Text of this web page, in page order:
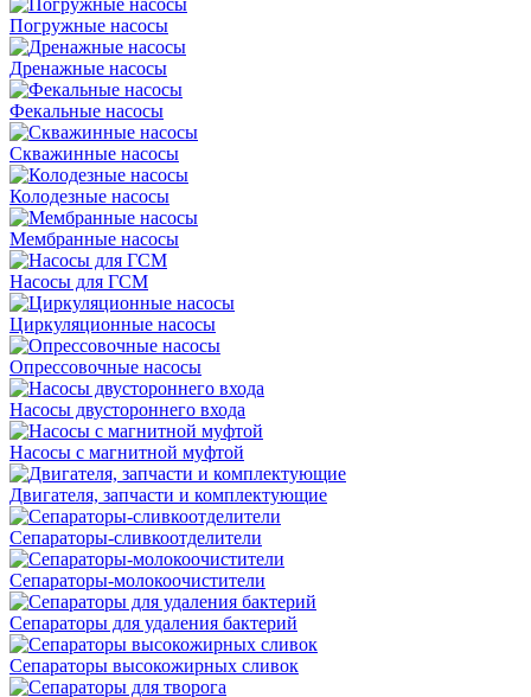
Погружные насосы
Дренажные насосы
Фекальные насосы
Скважинные насосы
Колодезные насосы
Мембранные насосы
Насосы для ГСМ
Циркуляционные насосы
Опрессовочные насосы
Насосы двустороннего входа
Насосы с магнитной муфтой
Двигателя, запчасти и комплектующие
Сепараторы-сливкоотделители
Сепараторы-молокоочистители
Сепараторы для удаления бактерий
Сепараторы высокожирных сливок